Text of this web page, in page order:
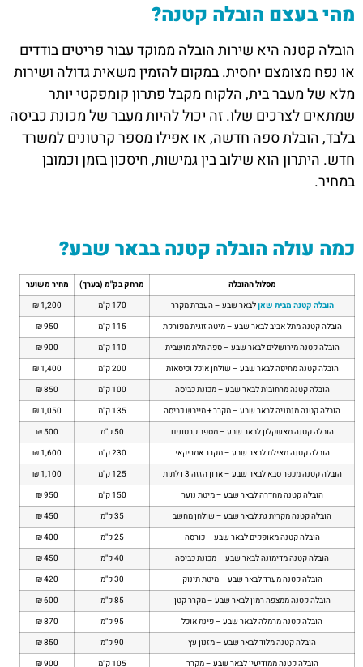
מהי בעצם הובלה קטנה?
הובלה קטנה היא שירות הובלה ממוקד עבור פריטים בודדים
או נפח מצומצם יחסית. במקום להזמין משאית גדולה ושירות
מלא של מעבר בית, הלקוח מקבל פתרון קומפקטי יותר
שמתאים לצרכים שלו. זה יכול להיות מעבר של מכונת כביסה
בלבד, הובלת ספה חדשה, או אפילו מספר קרטונים למשרד
חדש. היתרון הוא שילוב בין גמישות, חיסכון בזמן וכמובן
במחיר.
כמה עולה הובלה קטנה בבאר שבע?
מסלול ההובלה מרחק בק"מ (בערך)
מחיר משוער
הובלה קטנה מבית שאןלבאר שבע – העברת מקרר 170 ק"מ
1,200 ₪
הובלה קטנה מתל אביב לבאר שבע – מיטה זוגית מפורקת
115 ק"מ
950 ₪
הובלה קטנה מירושלים לבאר שבע – ספה תלת מושבית
110 ק"מ
900 ₪
הובלה קטנה מחיפה לבאר שבע – שולחן אוכל וכיסאות
200 ק"מ
1,400 ₪
הובלה קטנה מרחובות לבאר שבע – מכונת כביסה
100 ק"מ
850 ₪
הובלה קטנה מנתניה לבאר שבע – מקרר + מייבש כביסה
135 ק"מ
1,050 ₪
הובלה קטנה מאשקלון לבאר שבע – מספר קרטונים
50 ק"מ
500 ₪
הובלה קטנה מאילת לבאר שבע – מקרר אמריקאי
230 ק"מ
1,600 ₪
הובלה קטנה מכפר סבא לבאר שבע – ארון הזזה 3 דלתות
125 ק"מ
1,100 ₪
הובלה קטנה מחדרה לבאר שבע – מיטת נוער
150 ק"מ
950 ₪
הובלה קטנה מקרית גת לבאר שבע – שולחן מחשב
35 ק"מ
450 ₪
הובלה קטנה מאופקים לבאר שבע – כורסה
25 ק"מ
400 ₪
הובלה קטנה מדימונה לבאר שבע – מכונת כביסה
40 ק"מ
450 ₪
הובלה קטנה מערד לבאר שבע – מיטת תינוק
30 ק"מ
420 ₪
הובלה קטנה ממצפה רמון לבאר שבע – מקרר קטן
85 ק"מ
600 ₪
הובלה קטנה מרמלה לבאר שבע – פינת אוכל
95 ק"מ
870 ₪
הובלה קטנה מלוד לבאר שבע – מזנון עץ
90 ק"מ
850 ₪
הובלה קטנה ממודיעין לבאר שבע – מקרר
105 ק"מ
900 ₪